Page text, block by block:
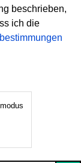
beschrieben,
ich die